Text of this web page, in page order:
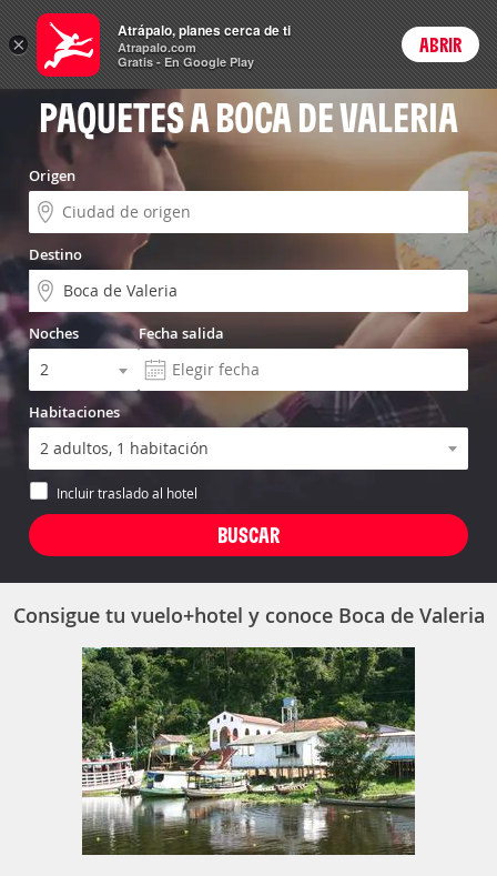
Vuelo+Hotel Login
PAQUETES A BOCA DE VALERIA
Origen
Destino
Noches Fecha salida
Habitaciones
Incluir traslado al hotel
Consigue tu vuelo+hotel y conoce Boca de Valeria
×
Atrápalo, planes cerca de ti
Atrapalo.com
Gratis - En Google Play
ABRIR